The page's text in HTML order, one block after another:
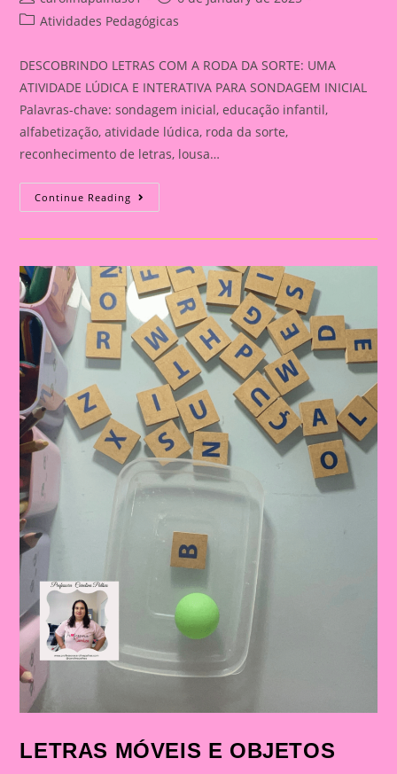
author:
published:
PostAtividades Pedagógicas
DESCOBRINDO LETRAS COM A RODA DA SORTE: UMA
ATIVIDADE LÚDICA E INTERATIVA PARA SONDAGEM INICIAL
Palavras-chave: sondagem inicial, educação infantil,
alfabetização, atividade lúdica, roda da sorte,
reconhecimento de letras, lousa…
Continue Reading ATIVIDADES
LÚDICAS
INTERATIVAS
INFANTIL:
IDENTIFICANDO
LETRAS,
NÚMEROS,
FORMAS
E
CORES
NO
VOLTA
AULAS|DESCOBRINDO
LETRAS
COM
A
RODA
DA
SORTE:
UMA
ATIVIDADE
LÚDICA
E
INTERATIVA
PARA
SONDAGEM
INICIAL
LETRAS MÓVEIS E OBJETOS